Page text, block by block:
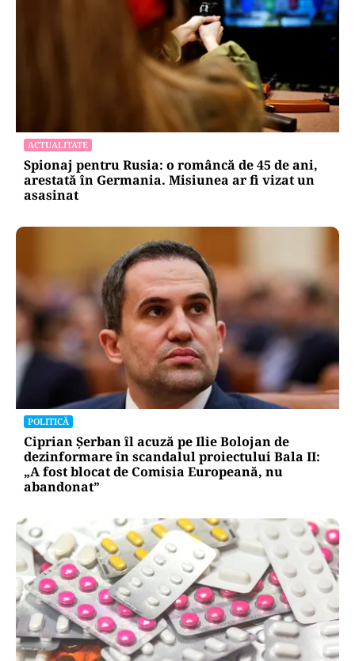
ACTUALITATE
Spionaj pentru Rusia: o româncă de 45 de ani,
arestată în Germania. Misiunea ar fi vizat un
asasinat
POLITICĂ
Ciprian Șerban îl acuză pe Ilie Bolojan de
dezinformare în scandalul proiectului Bala II:
„A fost blocat de Comisia Europeană, nu
abandonat”